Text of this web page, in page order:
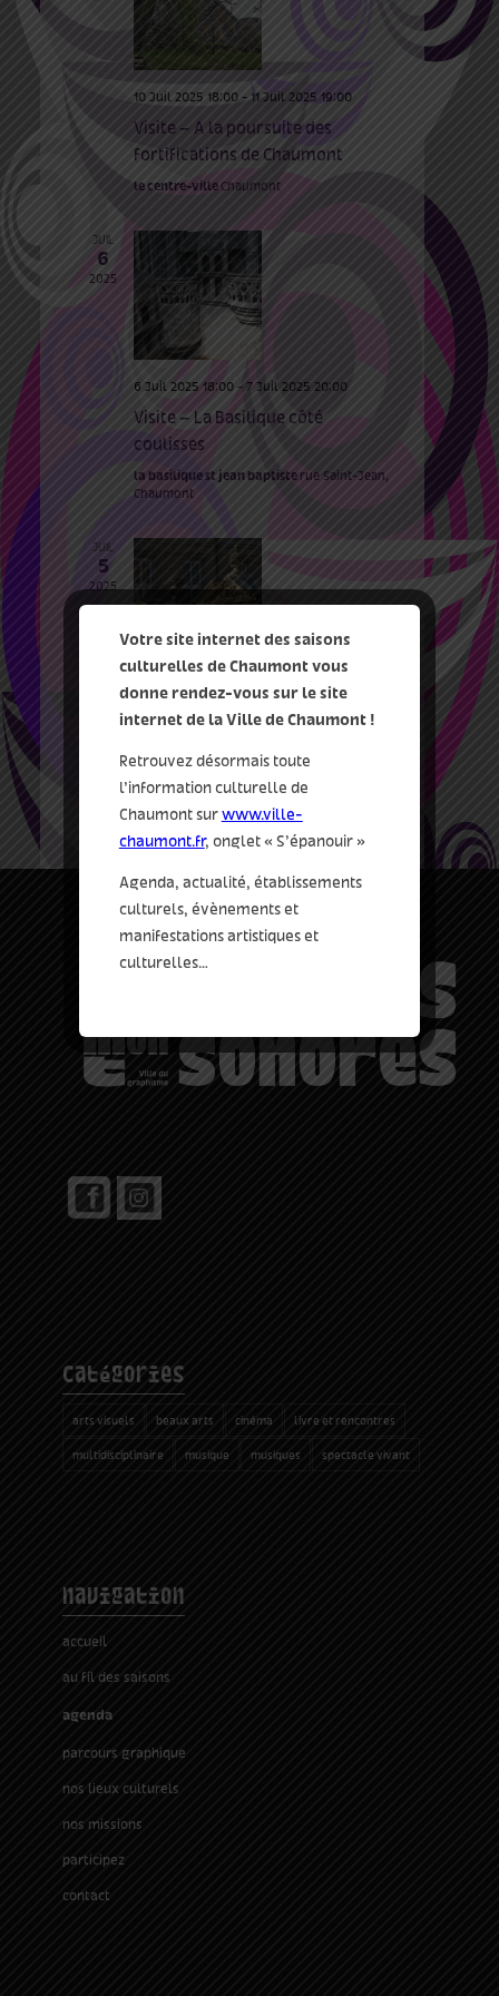
évènements
10 Juil 2025 18:00- 11 Juil 2025 19:00
Visite – A la poursuite des
fortifications de Chaumont
le centre-ville Chaumont
JUIL
6
2025
6 Juil 2025 18:00- 7 Juil 2025 20:00
Visite – La Basilique côté
coulisses
la basilique st jean baptiste rue Saint-Jean,
Chaumont
JUIL
5
2025
5 Juil 2025-6 Juil 2025
Visite – A la découverte des
portes du Vieux Chaumont
le centre-villeChaumont
catégories
arts visuels beaux arts cinéma livre et rencontres
multidisciplinaire musique musiques spectacle vivant
navigation
accueil
au fil des saisons
agenda
parcours graphique
nos lieux culturels
nos missions
participez
contact
Votre site internet des saisons
culturelles de Chaumont vous
donne rendez-vous sur le site
internet de la Ville de Chaumont !
Retrouvez désormais toute
l’information culturelle de
Chaumont surwww.ville-
chaumont.fr, onglet « S’épanouir »
Agenda, actualité, établissements
culturels, évènements et
manifestations artistiques et
culturelles…